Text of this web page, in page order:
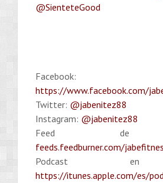
@SienteteGood
Facebook:
https://www.facebook.com/
Twitter: @jabenitez88
Instagram: @jabenitez88
Feed de
feeds.feedburner.com/
Podcast en
https://itunes.apple.com/es/